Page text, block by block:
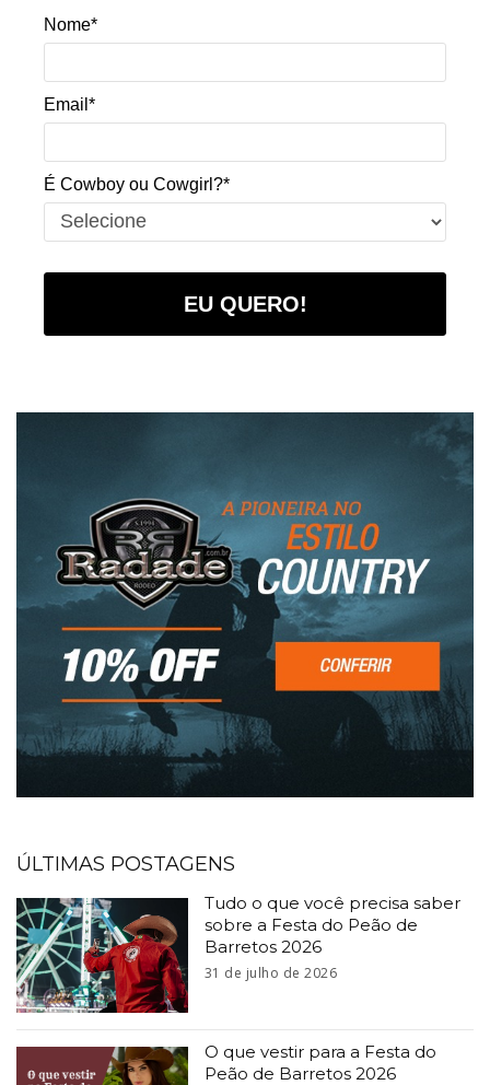
Nome*
Email*
É Cowboy ou Cowgirl?*
EU QUERO!
ÚLTIMAS POSTAGENS
Tudo o que você precisa saber
sobre a Festa do Peão de
Barretos 2026
31 de julho de 2026
O que vestir para a Festa do
Peão de Barretos 2026